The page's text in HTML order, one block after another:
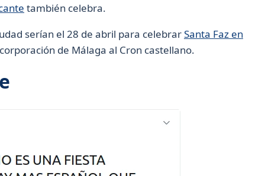
también celebra.
serían el 28 de abril para celebrarSanta Faz en
de Málaga al Cron castellano.